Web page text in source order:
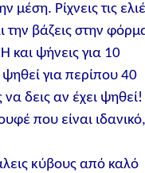
μέση. Ρίχνεις τις
την βάζεις στην
ψήνεις για 10
για περίπου 40
δεις αν έχει ψηθεί!
που είναι
κύβους από καλό